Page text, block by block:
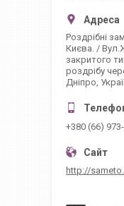
Роздрібні
Києва. /
закритого
роздрібу
Дніпро,
+380 (66)
http://